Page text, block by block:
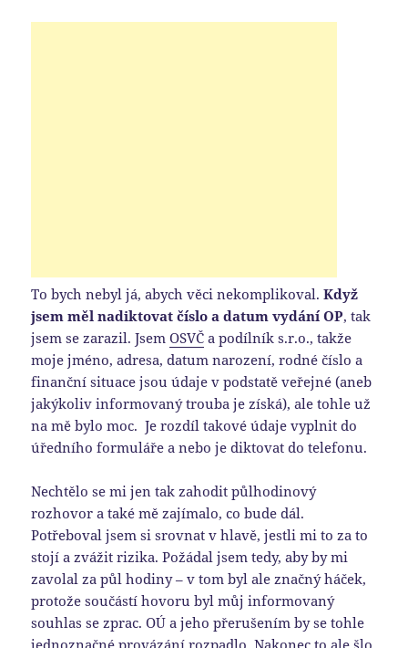
To bych nebyl já, abych věci nekomplikoval.Když
jsem měl nadiktovat číslo a datum vydání OP, tak
jsem se zarazil. JsemOSVČ a podílník s.r.o., takže
moje jméno, adresa, datum narození, rodné číslo a
finanční situace jsou údaje v podstatě veřejné (aneb
jakýkoliv informovaný trouba je získá), ale tohle už
na mě bylo moc. Je rozdíl takové údaje vyplnit do
úředního formuláře a nebo je diktovat do telefonu.
Nechtělo se mi jen tak zahodit půlhodinový
rozhovor a také mě zajímalo, co bude dál.
Potřeboval jsem si srovnat v hlavě, jestli mi to za to
stojí a zvážit rizika. Požádal jsem tedy, aby by mi
zavolal za půl hodiny – v tom byl ale značný háček,
protože součástí hovoru byl můj informovaný
souhlas se zprac. OÚ a jeho přerušením by se tohle